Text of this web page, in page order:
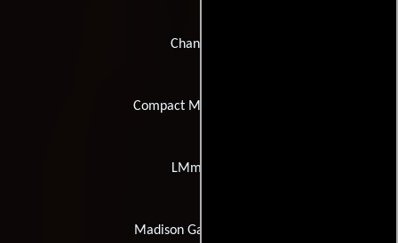
Channel 4
Compact Media Group
LMmedia
Madison Gate Records